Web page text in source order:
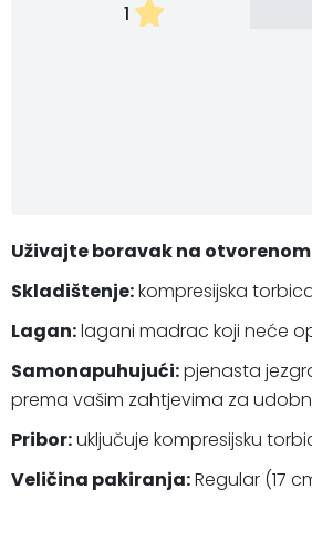
1
Uživajte boravak na
Skladištenje:kompresijska
Lagan:lagani madrac koji neće
Samonapuhujući:pjenasta
prema vašim zahtjevima za
Pribor:uključuje kompresijsku
Veličina pakiranja:Regular (17